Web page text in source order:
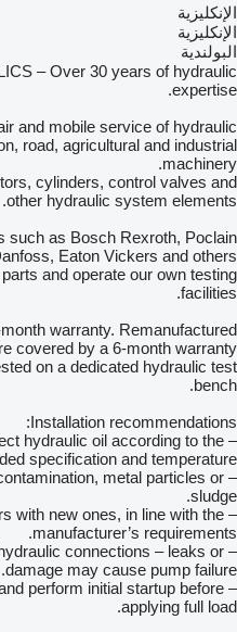
الإنكليزية
الإنكليزية
البولندية
– Over 30 years of hydraulic
expertise.
and mobile service of hydraulic
road, agricultural and industrial
machinery.
cylinders, control valves and
other hydraulic system elements.
such as Bosch Rexroth, Poclain
Eaton Vickers and others.
and operate our own testing
facilities.
warranty. Remanufactured
covered by a 6-month warranty.
on a dedicated hydraulic test
bench.
Installation recommendations:
hydraulic oil according to the
specification and temperature.
metal particles or
sludge.
with new ones, in line with the
manufacturer’s requirements.
connections – leaks or
damage may cause pump failure.
perform initial startup before
applying full load.